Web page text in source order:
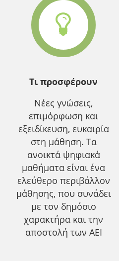
Τι προσφέρουν
Νέες γνώσεις,
επιμόρφωση και
εξειδίκευση, ευκαιρία
στη μάθηση. Τα
ανοικτά ψηφιακά
μαθήματα είναι ένα
ελεύθερο περιβάλλον
μάθησης, που συνάδει
με τον δημόσιο
χαρακτήρα και την
αποστολή των ΑΕΙ